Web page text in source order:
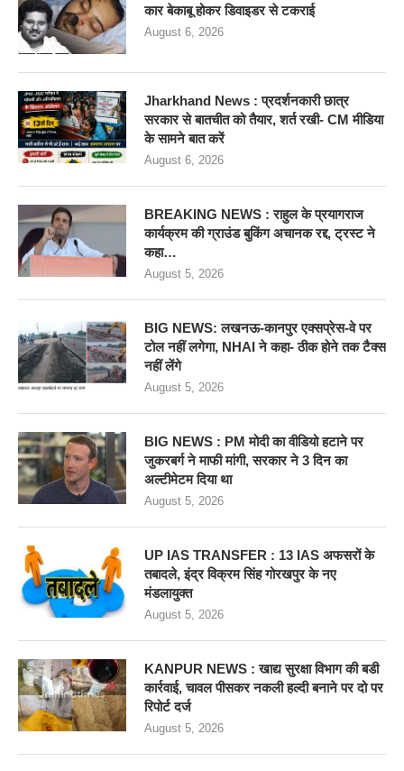
कार बेकाबू होकर डिवाइडर से टकराई
August 6, 2026
Jharkhand News : प्रदर्शनकारी छात्र
सरकार से बातचीत को तैयार, शर्त रखी- CM मीडिया
के सामने बात करें
August 6, 2026
BREAKING NEWS : राहुल के प्रयागराज
कार्यक्रम की ग्राउंड बुकिंग अचानक रद्द, ट्रस्ट ने
कहा…
August 5, 2026
BIG NEWS: लखनऊ-कानपुर एक्सप्रेस-वे पर
टोल नहीं लगेगा, NHAI ने कहा- ठीक होने तक टैक्स
नहीं लेंगे
August 5, 2026
BIG NEWS : PM मोदी का वीडियो हटाने पर
जुकरबर्ग ने माफी मांगी, सरकार ने 3 दिन का
अल्टीमेटम दिया था
August 5, 2026
UP IAS TRANSFER : 13 IAS अफसरों के
तबादले, इंद्र विक्रम सिंह गोरखपुर के नए
मंडलायुक्त
August 5, 2026
KANPUR NEWS : खाद्य सुरक्षा विभाग की बडी
कार्रवाई, चावल पीसकर नकली हल्दी बनाने पर दो पर
रिपोर्ट दर्ज
August 5, 2026